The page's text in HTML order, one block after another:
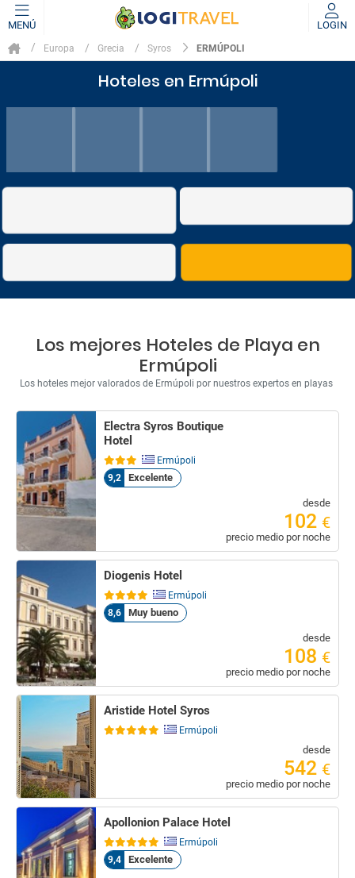
MENÚ LOGIN
Europa Grecia Syros ERMÚPOLI
Hoteles en Ermúpoli
Los mejores Hoteles de Playa en
Ermúpoli
Los hoteles mejor valorados de Ermúpoli por nuestros expertos en playas
Electra Syros Boutique
Hotel
Ermúpoli
9,2
Excelente
desde
102 €
precio medio por noche
Diogenis Hotel
Ermúpoli
8,6
Muy bueno
desde
108 €
precio medio por noche
Aristide Hotel Syros
Ermúpoli
desde
542 €
precio medio por noche
Apollonion Palace Hotel
Ermúpoli
9,4
Excelente